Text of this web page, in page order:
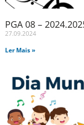
PGA 08 –
27.09.2024
Ler Mais »